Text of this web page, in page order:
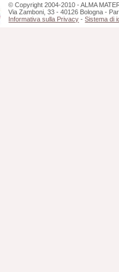
©Copyright 2004-2010 - ALMA
Via Zamboni, 33 - 40126 Bologna -
Informativa sulla Privacy -Sistema di